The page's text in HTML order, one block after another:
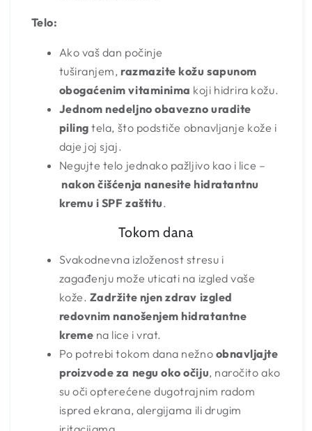
Telo:
Ako vaš dan počinje
tuširanjem, razmazite kožu sapunom
obogaćenim vitaminima koji hidrira kožu.
Jednom nedeljno obavezno uradite
piling tela, što podstiče obnavljanje kože i
daje joj sjaj.
Negujte telo jednako pažljivo kao i lice –
nakon čišćenja nanesite hidratantnu
kremu i SPF zaštitu.
Tokom dana
Svakodnevna izloženost stresu i
zagađenju može uticati na izgled vaše
kože. Zadržite njen zdrav izgled
redovnim nanošenjem hidratantne
kreme na lice i vrat.
Po potrebi tokom dana nežno obnavljajte
proizvode za negu oko očiju, naročito ako
su oči opterećene dugotrajnim radom
ispred ekrana, alergijama ili drugim